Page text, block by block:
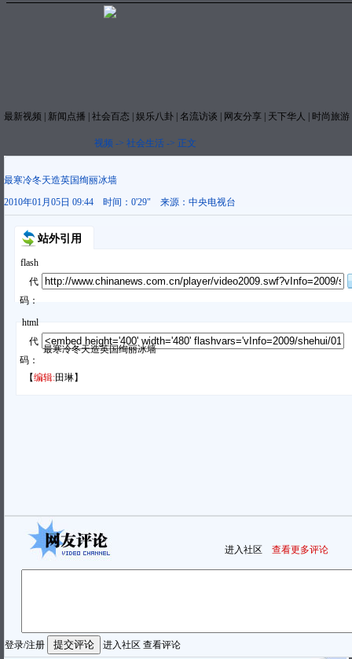
最新视频 新闻点播 社会百态 娱乐八卦 名流访谈 网友分享 天下华人 时尚旅游
视频 -> 社会生活 -> 正文
最寒冷冬天造英国绚丽冰墙
2010年01月05日 09:44
时间： 0'29" 来源： 中央电视台
站外引用
flash
代
码：
html
代
码：
最寒冷冬天造英国绚丽冰墙
【编辑:田琳】
进入社区 查看更多评论
登录/注册 进入社区 查看评论